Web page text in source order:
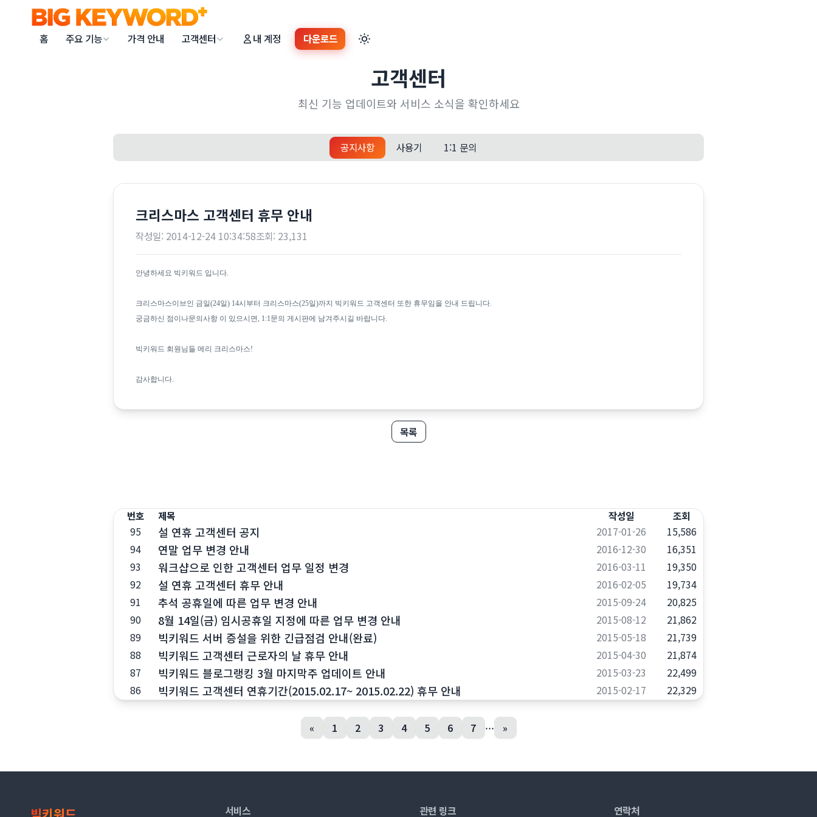
홈 주요 기능 가격 안내 고객센터 내 계정 다운로드
고객센터
최신 기능 업데이트와 서비스 소식을 확인하세요
공지사항 사용기 1:1 문의
크리스마스 고객센터 휴무 안내
작성일: 2014-12-24 10:34:58조회: 23,131
안녕하세요 빅키워드 입니다.
크리스마스이브인 금일(24일) 14시부터 크리스마스(25일)까지 빅키워드 고객센터 또한 휴무임을 안내 드립니다.
궁금하신 점이나문의사항 이 있으시면, 1:1문의 게시판에 남겨주시길 바랍니다.
빅키워드 회원님들 메리 크리스마스!
감사합니다.
목록
번호 제목 작성일
조회
95
설 연휴 고객센터 공지 2017-01-26
15,586
94
연말 업무 변경 안내 2016-12-30
16,351
93
워크샵으로 인한 고객센터 업무 일정 변경 2016-03-11
19,350
92
설 연휴 고객센터 휴무 안내 2016-02-05
19,734
91
추석 공휴일에 따른 업무 변경 안내 2015-09-24
20,825
90
8월 14일(금) 임시공휴일 지정에 따른 업무 변경 안내 2015-08-12
21,862
89
빅키워드 서버 증설을 위한 긴급점검 안내(완료) 2015-05-18
21,739
88
빅키워드 고객센터 근로자의 날 휴무 안내 2015-04-30
21,874
87
빅키워드 블로그랭킹 3월 마지막주 업데이트 안내 2015-03-23
22,499
86
빅키워드 고객센터 연휴기간(2015.02.17~ 2015.02.22) 휴무 안내 2015-02-17 22,329
« 1 2 3 4 5 6 7 ... »
서비스 관련 링크 연락처